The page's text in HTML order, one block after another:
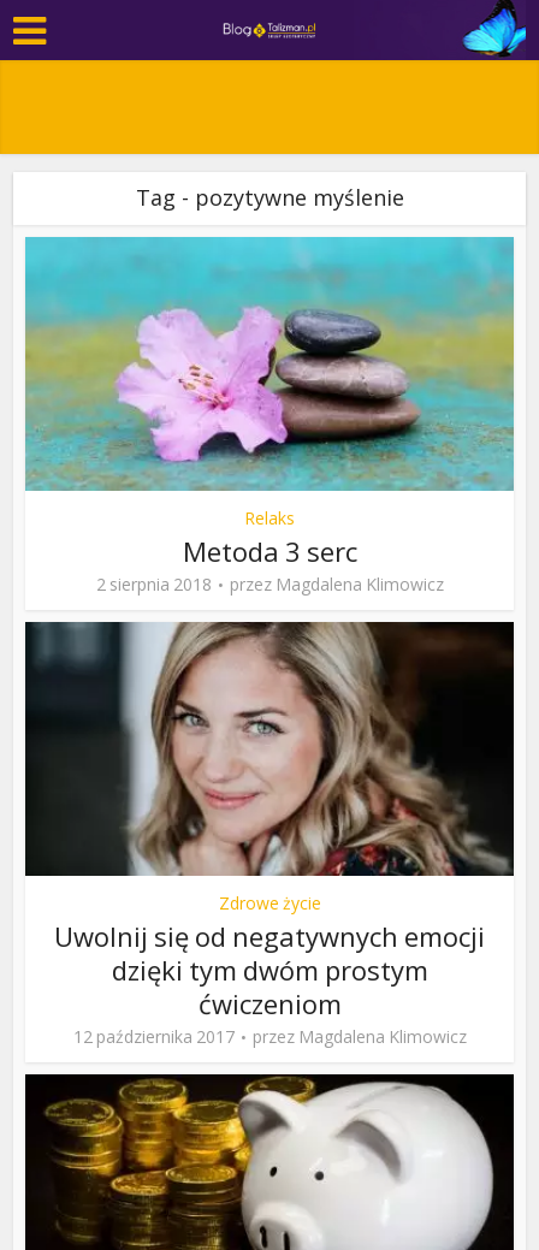
Tag - pozytywne myślenie
Relaks
Metoda 3 serc
2 sierpnia 2018 przez Magdalena Klimowicz
Zdrowe życie
Uwolnij się od negatywnych emocji
dzięki tym dwóm prostym
ćwiczeniom
12 października 2017 przez Magdalena Klimowicz